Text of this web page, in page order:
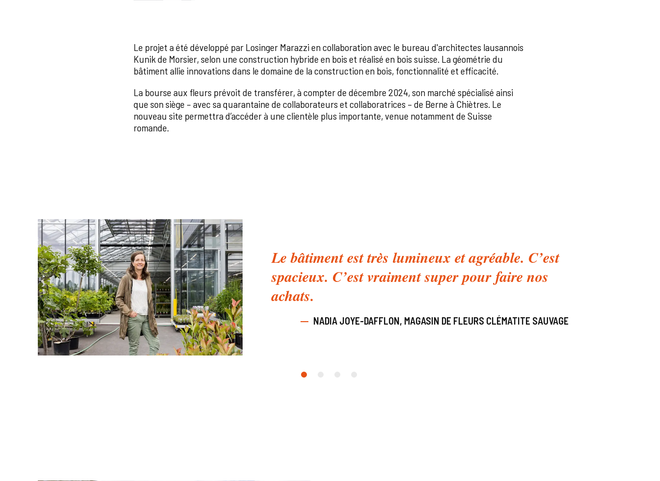
Le projet a été développé par Losinger Marazzi en collaboration avec le bureau d'architectes lausannois
Kunik de Morsier, selon une construction hybride en bois et réalisé en bois suisse. La géométrie du
bâtiment allie innovations dans le domaine de la construction en bois, fonctionnalité et efficacité.
La bourse aux fleurs prévoit de transférer, à compter de décembre 2024, son marché spécialisé ainsi
que son siège – avec sa quarantaine de collaborateurs et collaboratrices – de Berne à Chiètres. Le
nouveau site permettra d’accéder à une clientèle plus importante, venue notamment de Suisse
romande.
Le bâtiment est très lumineux et agréable. C’est
spacieux. C’est vraiment super pour faire nos
achats.
NADIA JOYE-DAFFLON, MAGASIN DE FLEURS CLÉMATITE SAUVAGE